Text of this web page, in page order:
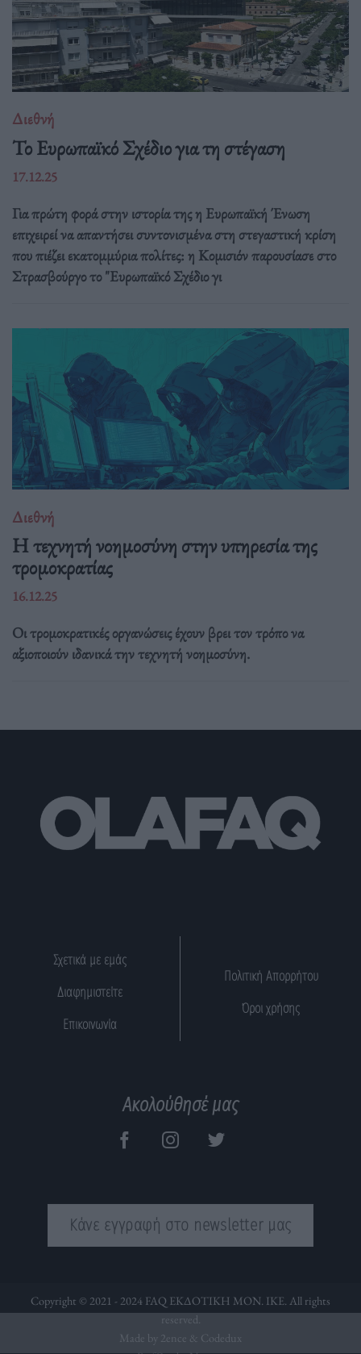
Διεθνή
Το Ευρωπαϊκό Σχέδιο για τη στέγαση
17.12.25
Για πρώτη φορά στην ιστορία της η Ευρωπαϊκή Ένωση
επιχειρεί να απαντήσει συντονισμένα στη στεγαστική κρίση
που πιέζει εκατομμύρια πολίτες: η Κομισιόν παρουσίασε στο
Στρασβούργο το "Ευρωπαϊκό Σχέδιο γι
Διεθνή
Η τεχνητή νοημοσύνη στην υπηρεσία της
τρομοκρατίας
16.12.25
Οι τρομοκρατικές οργανώσεις έχουν βρει τον τρόπο να
αξιοποιούν ιδανικά την τεχνητή νοημοσύνη.
Σχετικά με εμάς
Διαφημιστείτε
Επικοινωνία
Πολιτική Απορρήτου
Όροι χρήσης
Ακολούθησέ μας
Κάνε εγγραφή στο newsletter μας
Copyright © 2021 - 2024 FAQ ΕΚΔΟΤΙΚΗ ΜΟΝ. ΙΚΕ. All rights
reserved.
Made by 2ence & Codedux